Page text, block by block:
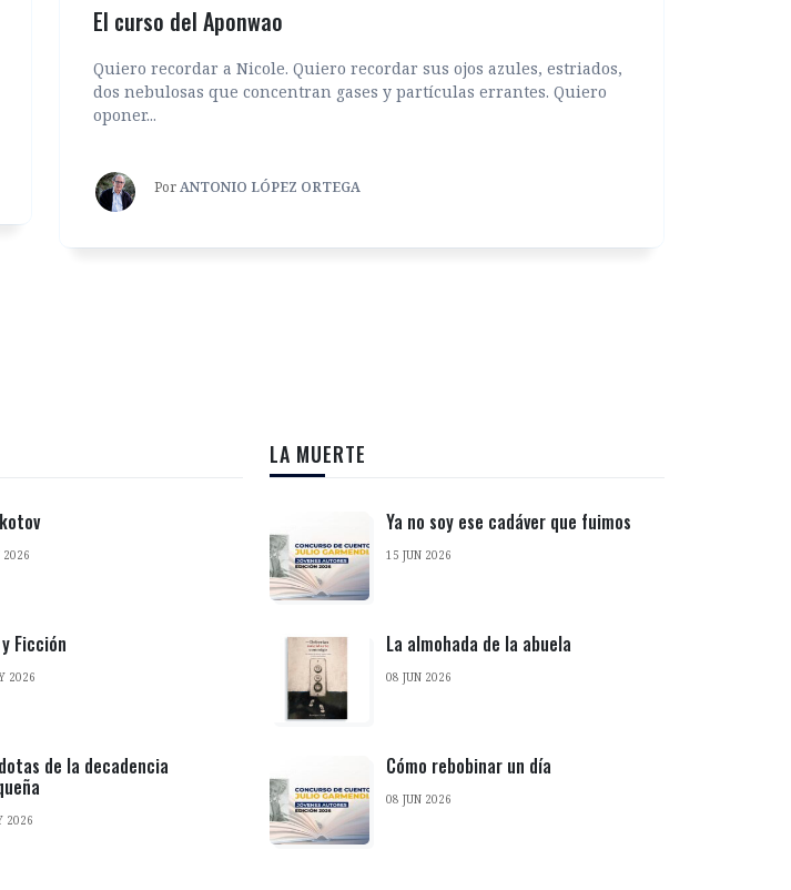
El curso del Aponwao
Quiero recordar a Nicole. Quiero recordar sus ojos azules, estriados,
dos nebulosas que concentran gases y partículas errantes. Quiero
oponer...
PorANTONIO LÓPEZ ORTEGA
2026
Ficción
2026
de la decadencia
2026
LA MUERTE
Ya no soy ese cadáver que fuimos
15 JUN 2026
La almohada de la abuela
08 JUN 2026
Cómo rebobinar un día
08 JUN 2026